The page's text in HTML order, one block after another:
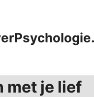
met je lief